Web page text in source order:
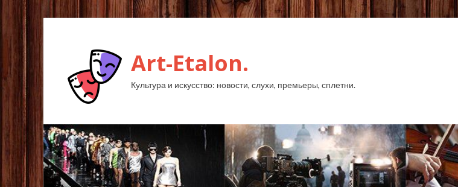
Art-Etalon.
Культура и искусство: новости, слухи, премьеры, сплетни.